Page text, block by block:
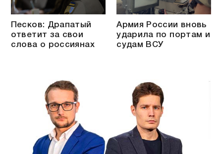
Песков: Драпатый
ответит за свои
слова о россиянах
Армия России вновь
ударила по портам и
судам ВСУ